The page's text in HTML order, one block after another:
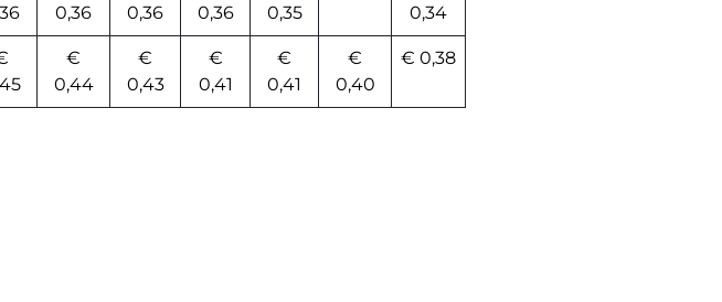
0,36
0,36
0,36
0,35
0,34
€
0,44
€
0,43
€
0,41
€
0,41
€
0,40
€ 0,38